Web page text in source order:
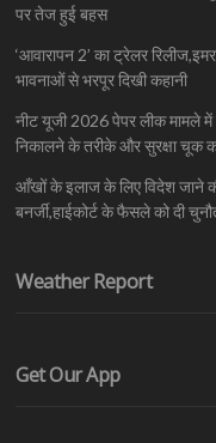
पर तेज हुई बहस
‘आवारापन 2’ का ट्रेलर
भावनाओं से भरपूर दिखी कहानी
नीट यूजी 2026 पेपर लीक मामले में
निकालने के तरीके और सुरक्षा चूक
आँखों के इलाज के लिए विदेश जाने
बनर्जी,हाईकोर्ट के फैसले को दी
Weather Report
Get Our App